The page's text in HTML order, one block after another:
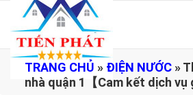
TRANG CHỦ » ĐIỆN NƯỚC »
nhà quận 1【Cam kết dịch vụ